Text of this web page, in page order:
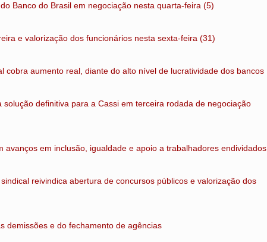
Banco do Brasil em negociação nesta quarta-feira (5)
e valorização dos funcionários nesta sexta-feira (31)
cobra aumento real, diante do alto nível de lucratividade dos bancos
definitiva para a Cassi em terceira rodada de negociação
avanços em inclusão, igualdade e apoio a trabalhadores endividados
reivindica abertura de concursos públicos e valorização dos
demissões e do fechamento de agências